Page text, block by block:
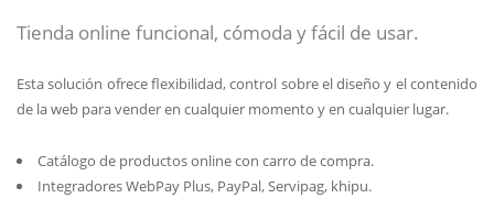
Tienda online funcional, cómoda y fácil de usar.
Esta solución ofrece flexibilidad, control sobre el diseño y el contenido
de la web para vender en cualquier momento y en cualquier lugar.
Catálogo de productos online con carro de compra.
Integradores WebPay Plus, PayPal, Servipag, khipu.